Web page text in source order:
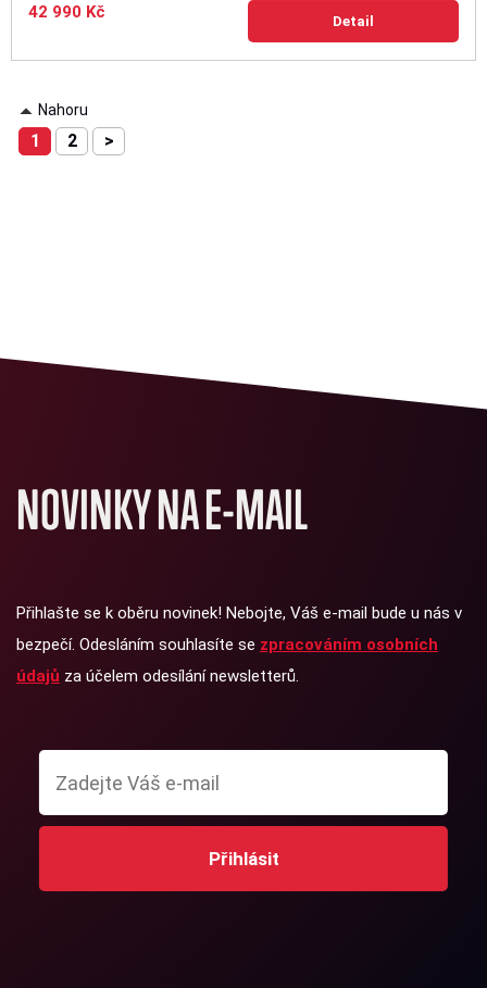
42 990 Kč Detail
Nahoru
1 2 >
NOVINKY NA E-MAIL
Přihlašte se k oběru novinek! Nebojte, Váš e-mail bude u nás v
bezpečí. Odesláním souhlasíte se zpracováním osobních
údajů za účelem odesílání newsletterů.
Přihlásit